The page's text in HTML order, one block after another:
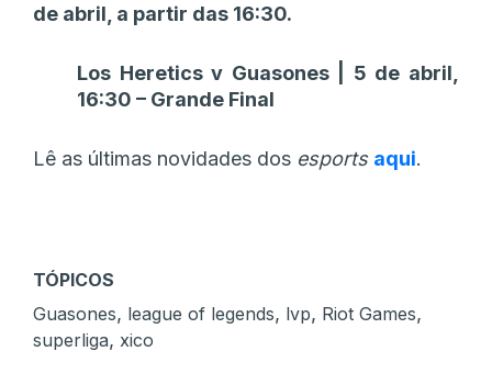
de abril, a partir das 16:30.
Los Heretics v Guasones | 5 de abril,
16:30 – Grande Final
Lê as últimas novidades dos esports aqui.
TÓPICOS
Guasones, league of legends, lvp, Riot Games,
superliga, xico